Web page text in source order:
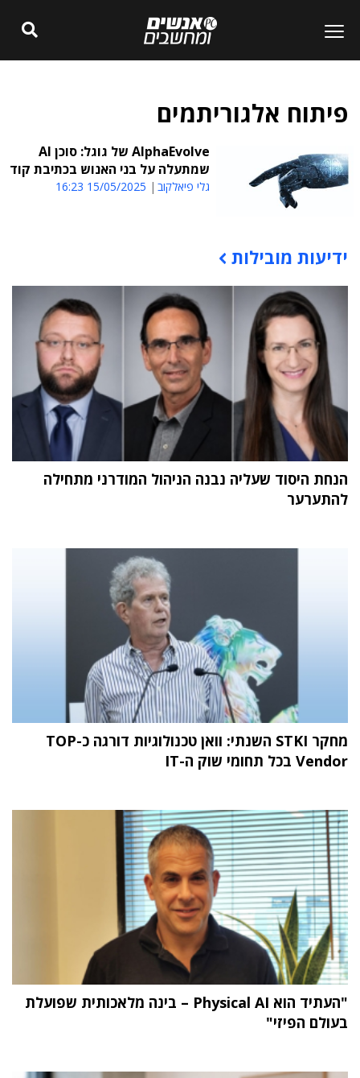
פיתוח אלגוריתמים
AlphaEvolve של גוגל: סוכן AI
שמתעלה על בני האנוש בכתיבת קוד
גלי פיאלקוב 15/05/2025 16:23
תוכן פרסומי
ידיעות מובילות
הנחת היסוד שעליה נבנה הניהול המודרני מתחילה
להתערער
מחקר STKI השנתי: וואן טכנולוגיות דורגה כ-TOP
Vendor בכל תחומי שוק ה-IT
"העתיד הוא Physical AI – בינה מלאכותית שפועלת
בעולם הפיזי"